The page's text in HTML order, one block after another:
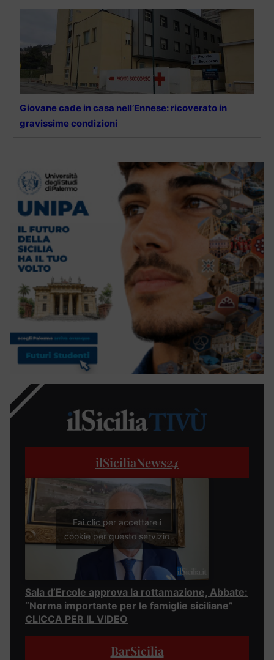
Giovane cade in casa nell’Ennese: ricoverato in
gravissime condizioni
ilSiciliaNews24
Fai clic per accettare i
cookie per questo servizio
Sala d’Ercole approva la rottamazione, Abbate:
“Norma importante per le famiglie siciliane”
CLICCA PER IL VIDEO
BarSicilia